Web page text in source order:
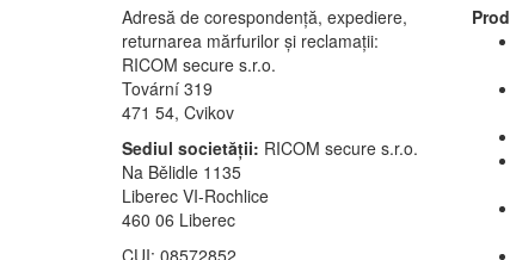
Adresă de corespondență, expediere,
returnarea mărfurilor și reclamații:
RICOM secure s.r.o.
Tovární 319
471 54, Cvikov
Sediul societății: RICOM secure s.r.o.
Na Bělidle 1135
Liberec VI-Rochlice
460 06 Liberec